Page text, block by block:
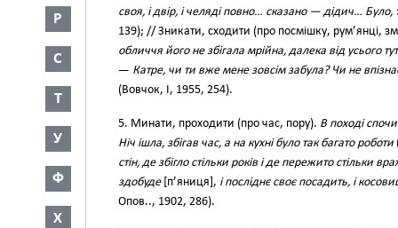
Р
С
Т
У
Ф
Х
своя, і двір, і челяді повно… сказано — дідич… Було,
139); // Зникати, сходити (про посмішку, рум’янці,
обличчя його не збігала мрійна, далека від усього
— Катре, чи ти вже мене зовсім забула? Чи не
(Вовчок, І, 1955, 254).
5. Минати, проходити (про час, пору). В поході
Ніч ішла, збігав час, а на кухні було так багато роботи
стін, де збігло стільки років і де пережито стільки
здобуде[п’яниця], і посліднє своє посадить, і
Опов.., 1902, 286).